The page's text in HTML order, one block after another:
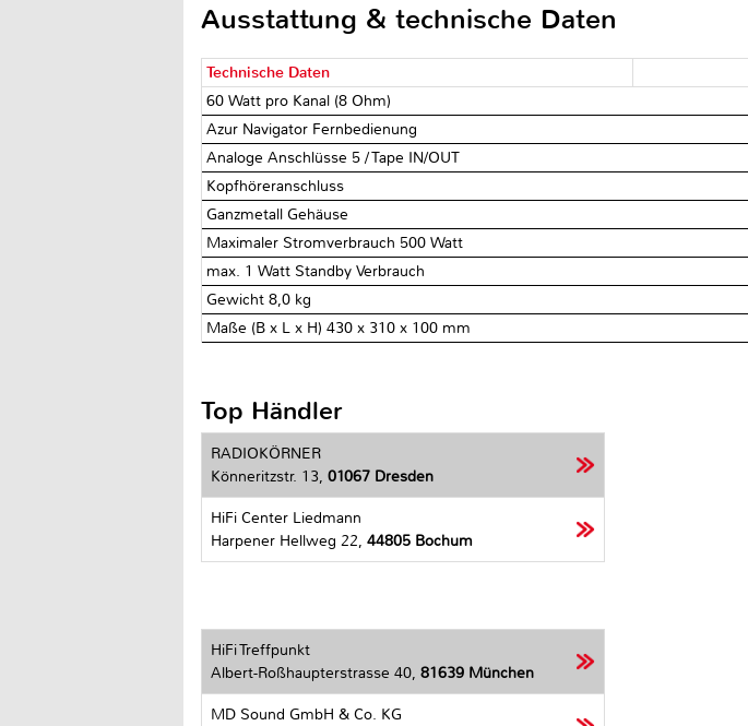
Ausstattung & technische Daten
Technische Daten
60 Watt pro Kanal (8 Ohm)
Azur Navigator Fernbedienung
Analoge Anschlüsse 5 / Tape IN/OUT
Kopfhöreranschluss
Ganzmetall Gehäuse
Maximaler Stromverbrauch 500 Watt
max. 1 Watt Standby Verbrauch
Gewicht 8,0 kg
Maße (B x L x H) 430 x 310 x 100 mm
Top Händler
RADIOKÖRNER
Könneritzstr. 13, 01067 Dresden
HiFi Center Liedmann
Harpener Hellweg 22, 44805 Bochum
HiFi Treffpunkt
Albert-Roßhaupterstrasse 40, 81639 München
MD Sound GmbH & Co. KG